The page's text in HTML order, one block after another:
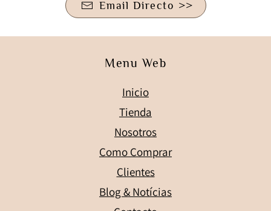
Email Directo >>
Menu Web
Inicio
Tienda
Nosotros
Como Comprar
Clientes
Blog & Notícias